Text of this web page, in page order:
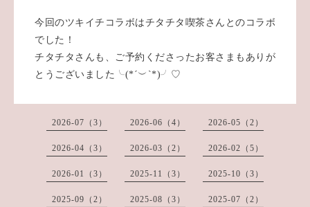
今回のツキイチコラボはチタチタ喫茶さんとのコラボ
でした！
チタチタさんも、ご予約くださったお客さまもありが
とうございました╰(*´︶`*)╯♡
2026-07（3） 2026-06（4） 2026-05（2）
2026-04（3） 2026-03（2） 2026-02（5）
2026-01（3） 2025-11（3） 2025-10（3）
2025-09（2） 2025-08（3） 2025-07（2）